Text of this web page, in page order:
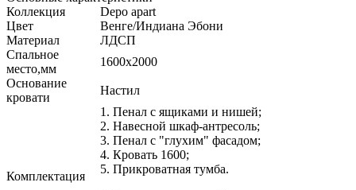
Коллекция
Depo apart
Цвет
Венге/Индиана Эбони
Материал
ЛДСП
Спальное
место,мм
1600х2000
Основание
кровати
Настил
Комплектация
1. Пенал с ящиками и нишей;
2. Навесной шкаф-антресоль;
3. Пенал с "глухим" фасадом;
4. Кровать 1600;
5. Прикроватная тумба.